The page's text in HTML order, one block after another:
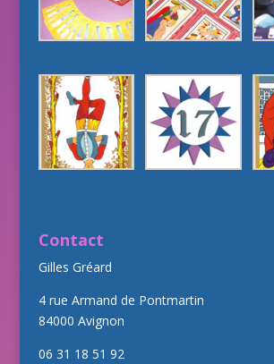
Contact
Gilles Gréard
4 rue Armand de Pontmartin
84000 Avignon
06 31 18 51 92